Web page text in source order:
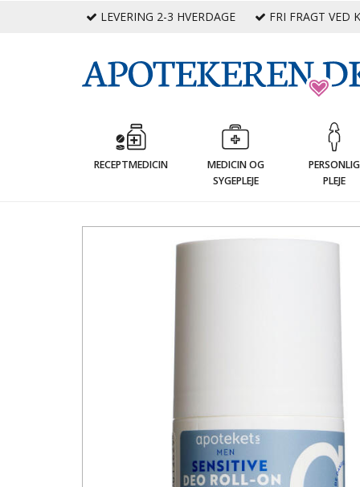
LEVERING 2-3 HVERDAGE FRI FRAGT VED
RECEPTMEDICIN
MEDICIN OG
SYGEPLEJE
PERSONLIG
PLEJE